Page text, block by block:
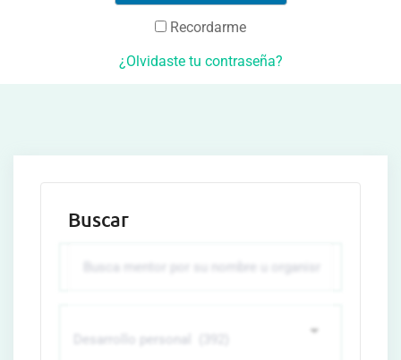
Recordarme
¿Olvidaste tu contraseña?
Buscar